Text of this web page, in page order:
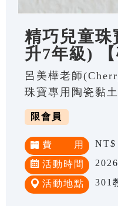
精巧兒童
升7年級) 【
呂美樺老師
珠寶專用陶瓷黏
限會員
費 用 NT$
活動時間
活動地點 301